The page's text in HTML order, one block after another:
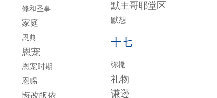
修和圣事
家庭
恩典
恩宠
恩宠时期
恩赐
悔改皈依
默主哥耶堂区
默想
十七
弥撒
礼物
谦逊